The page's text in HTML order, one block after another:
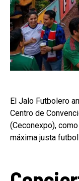
El Jalo Futbolero
Centro de
(Ceconexpo),
máxima justa